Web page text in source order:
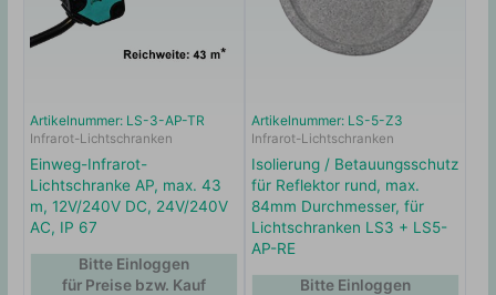
Artikelnummer: LS-3-AP-TR
Infrarot-Lichtschranken
Einweg-Infrarot-
Lichtschranke AP, max. 43
m, 12V/240V DC, 24V/240V
AC, IP 67
Bitte Einloggen
für Preise bzw. Kauf
Artikelnummer: LS-5-Z3
Infrarot-Lichtschranken
Isolierung / Betauungsschutz
für Reflektor rund, max.
84mm Durchmesser, für
Lichtschranken LS3 + LS5-
AP-RE
Bitte Einloggen